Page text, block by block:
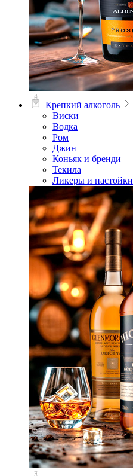
Крепкий алкоголь
Виски
Водка
Ром
Джин
Коньяк и бренди
Текила
Ликеры и настойки